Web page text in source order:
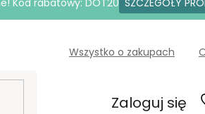
Kod rabatowy: DOT20 SZCZEGÓŁY
Wszystko o zakupach
Zaloguj się